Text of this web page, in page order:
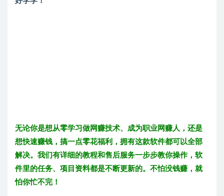
无论你是想从零学习做网赚技术、成为职业网赚人，还是
想快速赚钱，搞一点零花福利，拥有这款软件都可以全部
解决。我们有详细的教程和售后服务一步步教你操作，软
件里的任务、项目资料都是不断更新的。不怕没钱赚，就
怕你忙不完！